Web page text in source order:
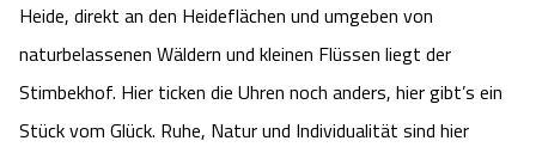
Heide, direkt an den Heideflächen und umgeben von
naturbelassenen Wäldern und kleinen Flüssen liegt der
Stimbekhof. Hier ticken die Uhren noch anders, hier gibt’s ein
Stück vom Glück. Ruhe, Natur und Individualität sind hier